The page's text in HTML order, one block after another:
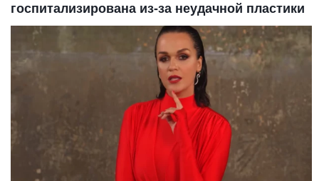
госпитализирована из-за неудачной пластики